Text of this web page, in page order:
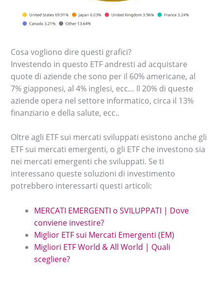
Cosa vogliono dire questi grafici?
Investendo in questo ETF andresti ad acquistare
quote di aziende che sono per il 60% americane, al
7% giapponesi, al 4% inglesi, ecc… Il 20% di queste
aziende opera nel settore informatico, circa il 13%
finanziario e della salute, ecc..
Oltre agli ETF sui mercati sviluppati esistono anche gli
ETF sui mercati emergenti, o gli ETF che investono sia
nei mercati emergenti che sviluppati. Se ti
interessano queste soluzioni di investimento
potrebbero interessarti questi articoli:
MERCATI EMERGENTI o SVILUPPATI | Dove
conviene investire?
Miglior ETF sui Mercati Emergenti (EM)
Migliori ETF World & All World | Quali
scegliere?